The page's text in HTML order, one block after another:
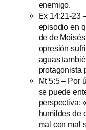
enemigo.
Ex 14:21-23
episodio en
de de
opresión
aguas
protagonista
Mt 5:5 – Por
se puede
perspectiva:
humildes de
mal con mal